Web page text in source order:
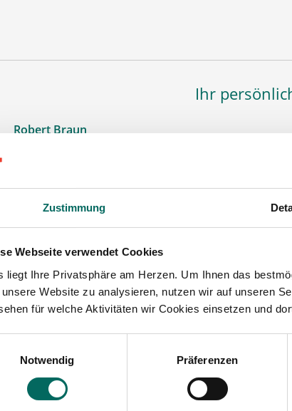
Zustimmung
Webseite verwendet Cookies
liegt Ihre Privatsphäre am Herzen. Um Ihnen das
unsere Website zu analysieren, nutzen wir auf unseren
für welche Aktivitäten wir Cookies einsetzen und
Notwendig
Präferenzen
Ihr
Robert Braun
Ich unterstütze Sie gerne bei der Suche nach
(m|w|d), PTA oder PKA. Bei Fragen zu unseren
zum Ablauf nach Ihrer kostenlosen
gern.
Jetzt zur kostenlosen
in